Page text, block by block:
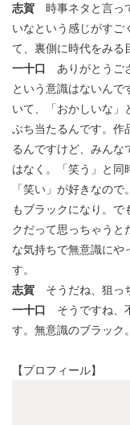
志賀 時事ネタと言っ
いなという感じがす
て、裏側に時代をみる
一十口 ありがとうご
という意識はないん
いて、「おかしいな」
ぶち当たるんです。作
るんですけど、みん
はなく。「笑う」と同
「笑い」が好きなの
もブラックになり。
クだって思っちゃうと
な気持ちで無意識にや
す。
志賀 そうだね、狙っ
一十口 そうですね、
す。無意識のブラック。
【プロフィール】